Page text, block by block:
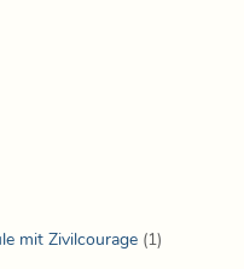
mit Zivilcourage (1)